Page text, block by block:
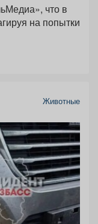
что в
на попытки
Животные